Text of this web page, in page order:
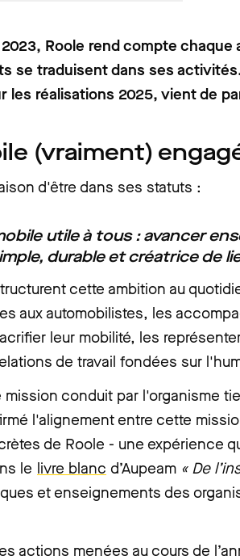
Roole rend compte chaque
se traduisent dans ses
les réalisations 2025, vient de
(vraiment)
d'être dans ses statuts :
utile à tous : avancer
durable et créatrice de
cette ambition au
aux automobilistes, les
leur mobilité, les
de travail fondées sur
conduit par l'organisme
l'alignement entre cette
de Roole - une expérience
le livre blanc d’Aupeam « De
et enseignements des
actions menées au cours de